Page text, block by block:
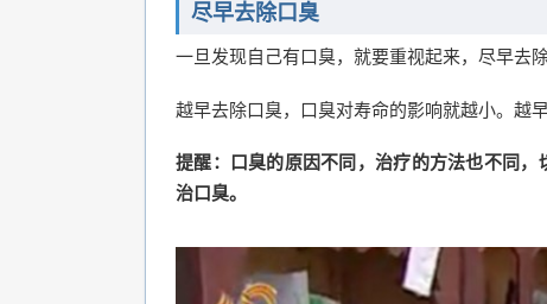
尽早去除口臭
一旦发现自己有口臭，就要重视起来，尽早去除
越早去除口臭，口臭对寿命的影响就越小。越
提醒：口臭的原因不同，治疗的方法也不同
治口臭。